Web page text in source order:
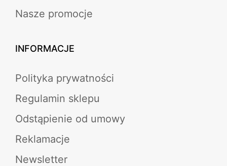
Nasze promocje
INFORMACJE
Polityka prywatności
Regulamin sklepu
Odstąpienie od umowy
Reklamacje
Newsletter